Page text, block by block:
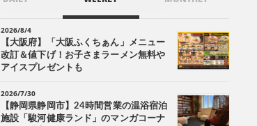
2026/8/4
【大阪府】「大阪ふくちぁん」メニュー
改訂＆値下げ！お子さまラーメン無料や
アイスプレゼントも
2026/7/30
【静岡県静岡市】24時間営業の温浴宿泊
施設「駿河健康ランド」のマンガコーナ